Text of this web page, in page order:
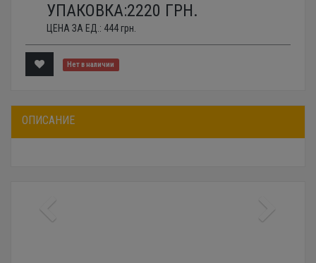
УПАКОВКА:2220 ГРН.
ЦЕНА ЗА ЕД.: 444 грн.
Нет в наличии
ОПИСАНИЕ